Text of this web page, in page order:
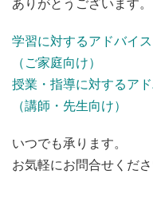
学習に対するアドバイス
（ご家庭向け）
授業・指導に対するア
（講師・先生向け）
いつでも承ります。
お気軽にお問合せくださ